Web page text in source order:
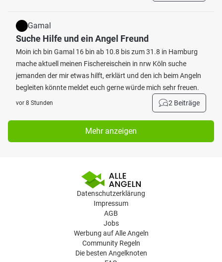
Gamal
Suche Hilfe und ein Angel Freund
Moin ich bin Gamal 16 bin ab 10.8 bis zum 31.8 in Hamburg
mache aktuell meinen Fischereischein in nrw Köln suche
jemanden der mir etwas hilft, erklärt und den ich beim Angeln
begleiten könnte meldet euch gerne würde mich sehr freuen.
vor 8 Stunden 2 Beiträge
Mehr anzeigen
Datenschutzerklärung
Impressum
AGB
Jobs
Werbung auf Alle Angeln
Community Regeln
Die besten Angelknoten